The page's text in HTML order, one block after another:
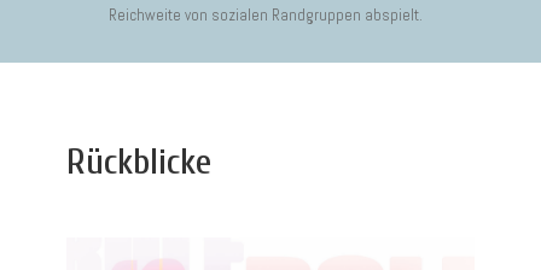
Reichweite von sozialen Randgruppen abspielt.
Rückblicke